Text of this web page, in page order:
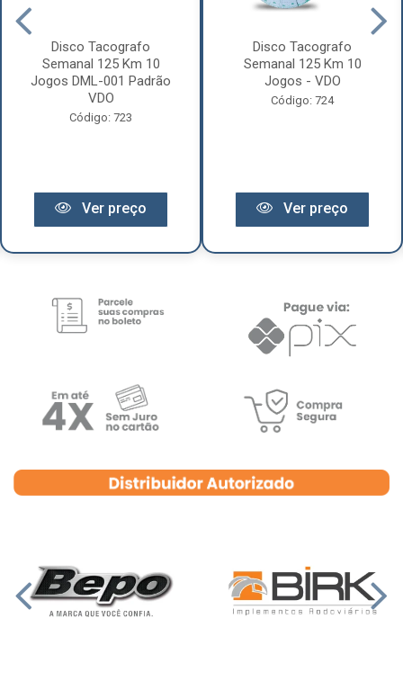
Disco Tacografo
Semanal 125 Km 10
Jogos DML-001 Padrão
VDO
Código: 723
Ver preço
Disco Tacografo
Semanal 125 Km 10
Jogos - VDO
Código: 724
Ver preço